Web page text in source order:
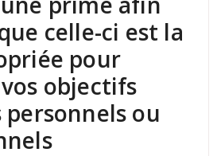
celle-ci est la
pour
objectifs
ou